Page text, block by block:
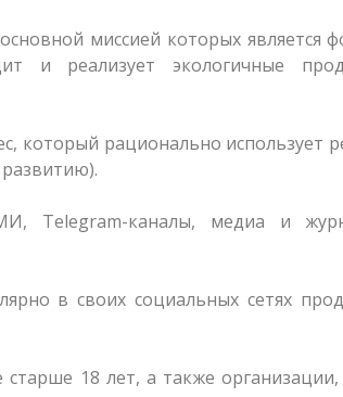
миссией которых является
и реализует экологичные
который рационально использует
Telegram-каналы, медиа и
в своих социальных сетях
18 лет, а также